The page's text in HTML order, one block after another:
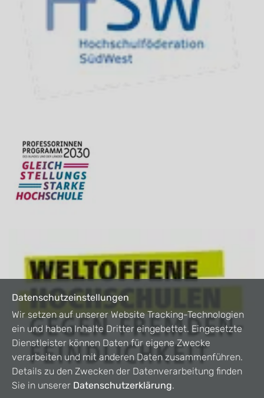
Datenschutzeinstellungen
Wir setzen auf unserer Website Tracking-Technologien
ein und haben Inhalte Dritter eingebettet. Eingesetzte
Dienstleister können Daten für eigene Zwecke
verarbeiten und mit anderen Daten zusammenführen.
Details zu den Zwecken der Datenverarbeitung finden
Sie in unserer Datenschutzerklärung.